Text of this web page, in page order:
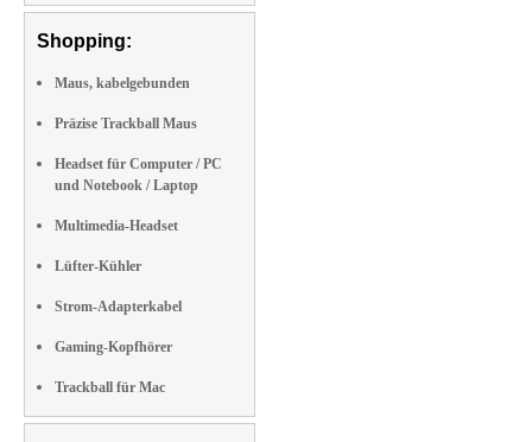
Shopping:
Maus, kabelgebunden
Präzise Trackball Maus
Headset für Computer / PC
und Notebook / Laptop
Multimedia-Headset
Lüfter-Kühler
Strom-Adapterkabel
Gaming-Kopfhörer
Trackball für Mac